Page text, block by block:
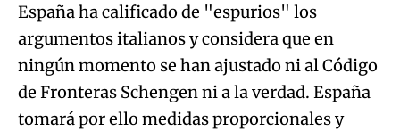
España ha calificado de "espurios" los
argumentos italianos y considera que en
ningún momento se han ajustado ni al Código
de Fronteras Schengen ni a la verdad. España
tomará por ello medidas proporcionales y